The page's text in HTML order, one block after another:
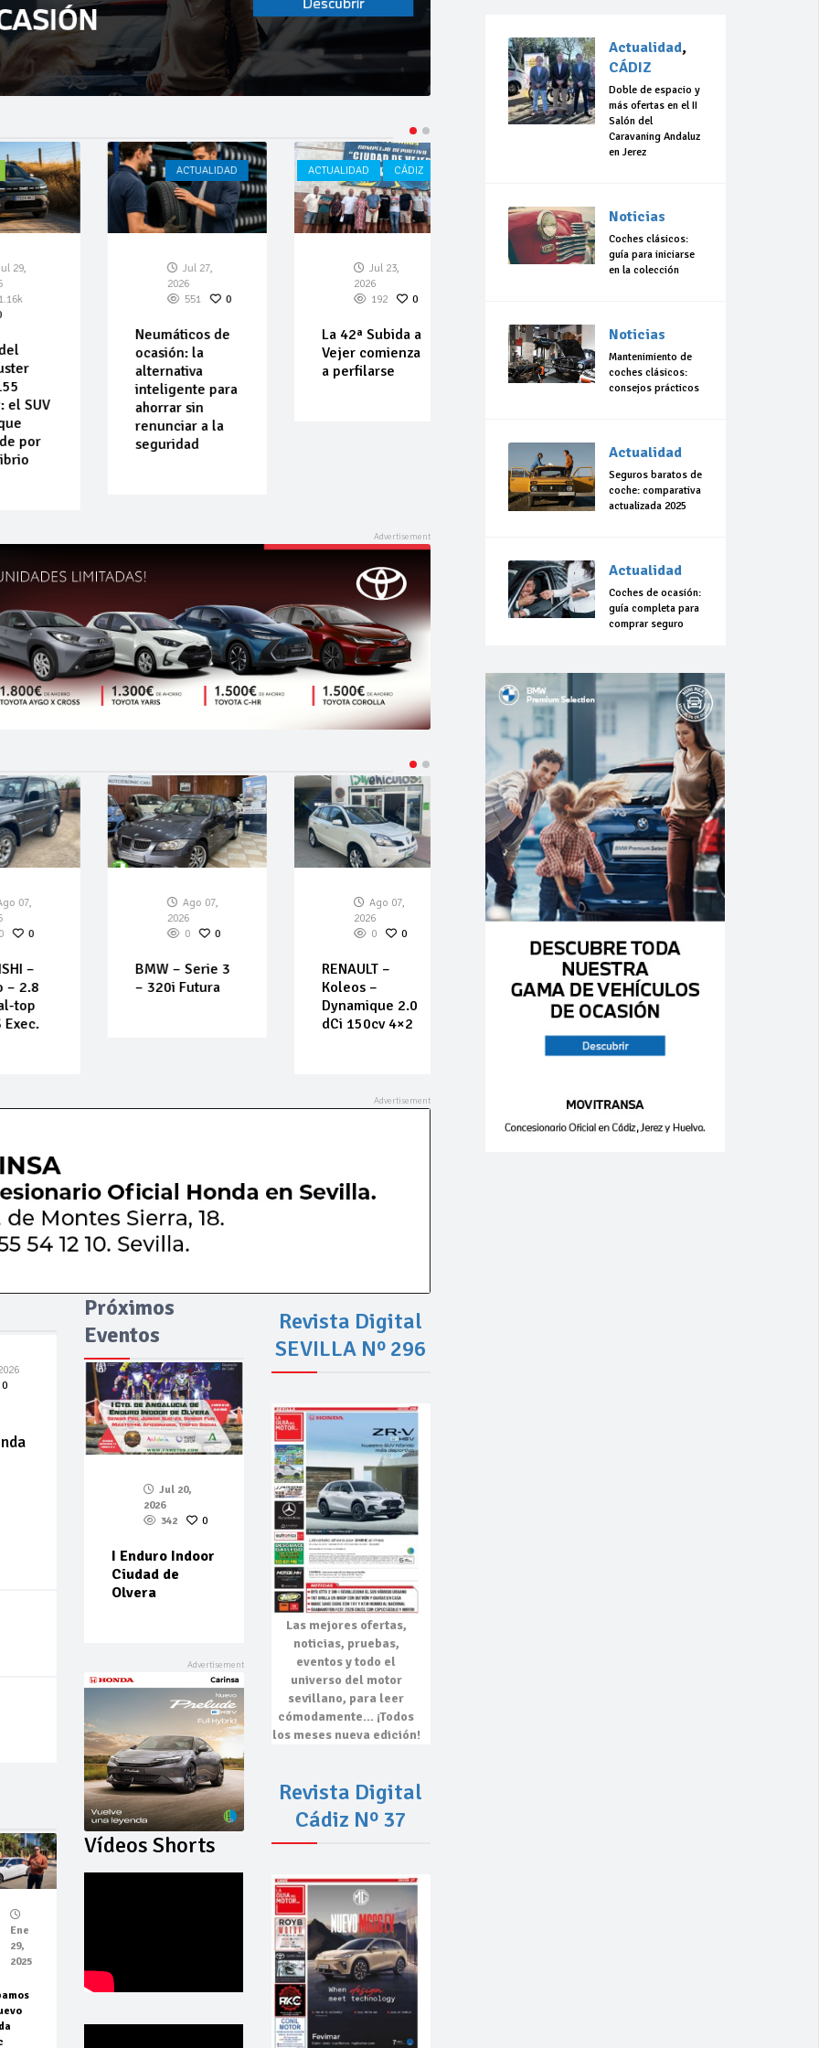
ACTUALIDAD
Jul 27,
551
Neumáticos de
ocasión: la
alternativa
inteligente para
ahorrar sin
renunciar a la
seguridad
ACTUALIDAD CÁDIZ
Jul 23,
192
La 42ª Subida a
Vejer comienza
a perfilarse
Jul 23,
“Llevo 10 años
con el sueño de
organizar una
apoya al joven
talento Diego
Viruel
–
Ago 07,
BMW – Serie 3
– 320i Futura
Ago 07,
RENAULT –
Koleos –
Dynamique 2.0
dCi 150cv 4×2
Ago 07,
2026
KIA – cee’d –
pro_ 1.4 CVVT
2026
EVO4 1.5 GLP
0
Ene
29,
2025
Próximos
Eventos
Jul 20,
2026
342
0
I Enduro Indoor
Ciudad de
Olvera
Vídeos Shorts
Revista Digital
SEVILLA Nº 296
Las mejores ofertas,
noticias, pruebas,
eventosy todo el
universo del motor
sevillano, para leer
cómodamente… ¡Todos
los meses nueva edición!
Revista Digital
Cádiz Nº 37
Actualidad,
CÁDIZ
Doble de espacio y
más ofertas en el II
Salón del
Caravaning Andaluz
en Jerez
Noticias
Coches clásicos:
guía para iniciarse
en la colección
Noticias
Mantenimiento de
coches clásicos:
consejos prácticos
Actualidad
Seguros baratos de
coche: comparativa
actualizada 2025
Actualidad
Coches de ocasión:
guía completa para
comprar seguro